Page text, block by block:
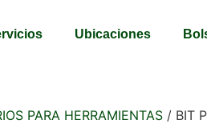
Ubicaciones
PARA HERRAMIENTAS / BIT